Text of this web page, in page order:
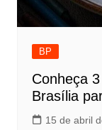
BP
Conheça
Brasília
15 de abril